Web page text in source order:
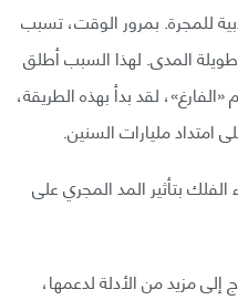
للمجرة. بمرور الوقت، تسبب
المدى. لهذا السبب أطلق
لقد بدأ بهذه الطريقة،
امتداد مليارات السنين.
بتأثير المد المجري على
مزيد من الأدلة لدعمها،